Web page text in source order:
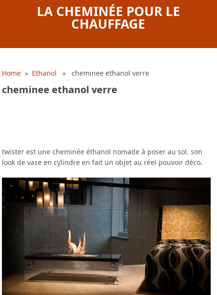
LA CHEMINÉE POUR LE
CHAUFFAGE
Home » Ethanol » cheminee ethanol verre
cheminee ethanol verre
twister est une cheminée éthanol nomade à poser au sol. son
look de vase en cylindre en fait un objet au réel pouvoir déco.